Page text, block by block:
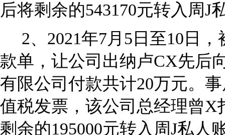
后将剩余的543170元转入周J
2、2021年7月5日至10日
款单，让公司出纳卢CX先后
有限公司付款共计20万元。
值税发票，该公司总经理曾X
剩余的195000元转入周J私人